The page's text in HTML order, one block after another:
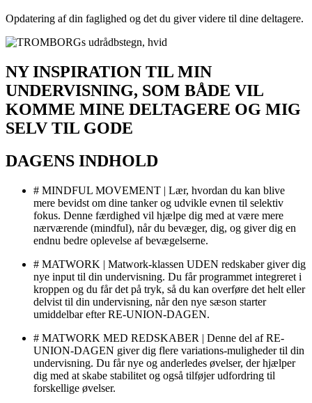
Opdatering af din faglighed og det du giver videre til dine deltagere.
NY INSPIRATION TIL MIN
UNDERVISNING, SOM BÅDE VIL
KOMME MINE DELTAGERE OG MIG
SELV TIL GODE
DAGENS INDHOLD
# MINDFUL MOVEMENT | Lær, hvordan du kan blive
mere bevidst om dine tanker og udvikle evnen til selektiv
fokus. Denne færdighed vil hjælpe dig med at være mere
nærværende (mindful), når du bevæger, dig, og giver dig en
endnu bedre oplevelse af bevægelserne.
# MATWORK | Matwork-klassen UDEN redskaber giver dig
nye input til din undervisning. Du får programmet integreret i
kroppen og du får det på tryk, så du kan overføre det helt eller
delvist til din undervisning, når den nye sæson starter
umiddelbar efter RE-UNION-DAGEN.
# MATWORK MED REDSKABER | Denne del af RE-
UNION-DAGEN giver dig flere variations-muligheder til din
undervisning. Du får nye og anderledes øvelser, der hjælper
dig med at skabe stabilitet og også tilføjer udfordring til
forskellige øvelser.